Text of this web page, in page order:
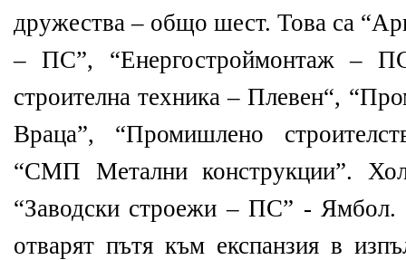
дружества – общо шест. Това са
– ПС”, “Енергостроймонтаж –
строителна техника – Плевен“,
Враца”, “Промишлено
“СМП Метални конструкции”.
“Заводски строежи – ПС” - Ямбол.
отварят пътя към експанзия в